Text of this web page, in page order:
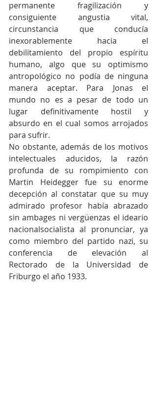
permanente fragilización y
consiguiente angustia vital,
circunstancia que conducía
inexorablemente hacia el
debilitamiento del propio espíritu
humano, algo que su optimismo
antropológico no podía de ninguna
manera aceptar. Para Jonas el
mundo no es a pesar de todo un
lugar definitivamente hostil y
absurdo en el cual somos arrojados
para sufrir.
No obstante, además de los motivos
intelectuales aducidos, la razón
profunda de su rompimiento con
Martin Heidegger fue su enorme
decepción al constatar que su muy
admirado profesor había abrazado
sin ambages ni vergüenzas el ideario
nacionalsocialista al pronunciar, ya
como miembro del partido nazi, su
conferencia de elevación al
Rectorado de la Universidad de
Friburgo el año 1933.